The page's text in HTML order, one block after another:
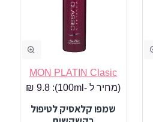
MON PLATIN Clasic
(מחיר ל -100ml):
9.8 ₪
שמפו קלאסיק לטיפול